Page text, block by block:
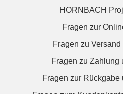
HORNBACH
Fragen zur
Fragen zu
Fragen zu Zahlung
Fragen zur